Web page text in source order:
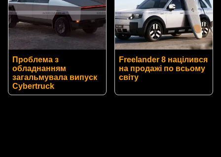
Проблема з
обладнанням
загальмувала випуск
Cybertruck
Freelander 8 націлився
на продажі по всьому
світу